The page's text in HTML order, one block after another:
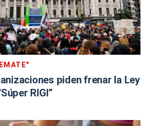
piden frenar la Ley
RIGI”